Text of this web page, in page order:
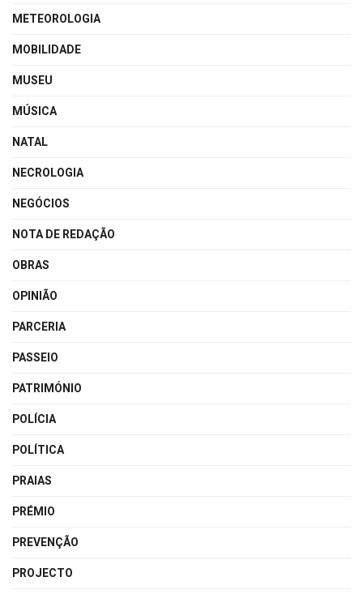
METEOROLOGIA
MOBILIDADE
MUSEU
MÚSICA
NATAL
NECROLOGIA
NEGÓCIOS
NOTA DE REDAÇÃO
OBRAS
OPINIÃO
PARCERIA
PASSEIO
PATRIMÓNIO
POLÍCIA
POLÍTICA
PRAIAS
PRÉMIO
PREVENÇÃO
PROJECTO